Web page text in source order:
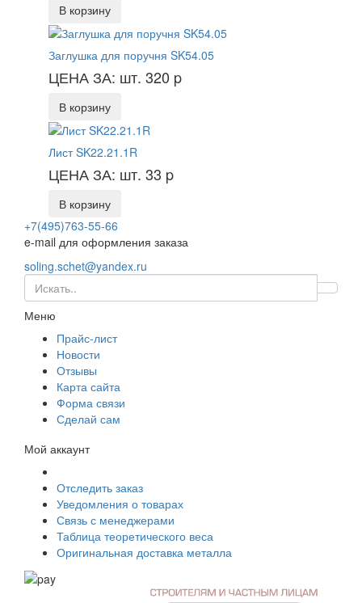
В корзину
Заглушка для поручня SK54.05
ЦЕНА ЗА: шт. 320 p
В корзину
Лист SK22.21.1R
ЦЕНА ЗА: шт. 33 p
В корзину
+7(495)763-55-66
e-mail для оформления заказа
soling.schet@yandex.ru
Меню
Прайс-лист
Новости
Отзывы
Карта сайта
Форма связи
Сделай сам
Мой аккаунт
Отследить заказ
Уведомления о товарах
Связь с менеджерами
Таблица теоретического веса
Оригинальная доставка металла